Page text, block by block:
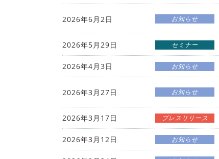
2026年6月2日 お知らせ
2026年5月29日 セミナー
2026年4月3日 お知らせ
2026年3月27日 お知らせ
2026年3月17日 プレスリリース
2026年3月12日 お知らせ